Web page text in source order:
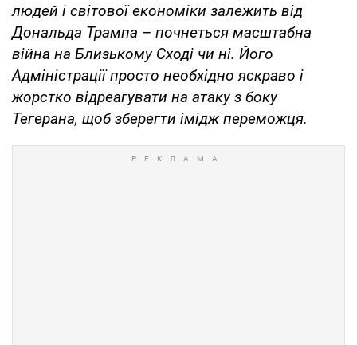
людей і світової економіки залежить від
Дональда Трампа – почнеться масштабна
війна на Близькому Сході чи ні. Його
Адміністрації просто необхідно яскраво і
жорстко відреагувати на атаку з боку
Тегерана, щоб зберегти імідж переможця.